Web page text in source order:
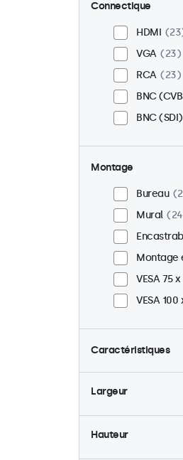
Connectique
HDMI
23
VGA
23
RCA
23
BNC
BNC (SDI)
Montage
Bureau
Mural
24
Montage
VESA 75 x
VESA 100
Caractéristiques
4:3 / 5:4
Rétro-
Largeur
Hauteur